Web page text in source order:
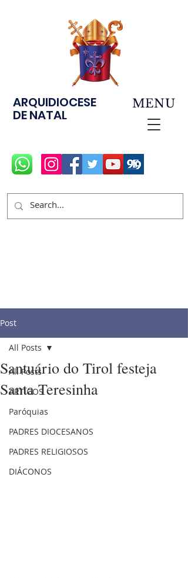
ARQUIDIOCESE
DE NATAL
MENU
Post
All Posts
ARTIGOS
Paróquias
PADRES DIOCESANOS
PADRES RELIGIOSOS
DIÁCONOS
All Posts
Santuário do Tirol festeja
Santa Teresinha